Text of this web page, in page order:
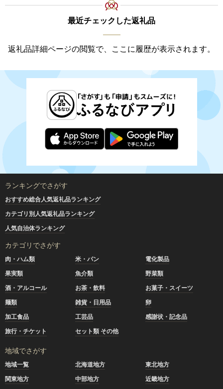
最近チェックした返礼品
返礼品詳細ページの閲覧で、ここに履歴が表示されます。
ランキングでさがす
おすすめ総合人気返礼品ランキング
カテゴリ別人気返礼品ランキング
人気自治体ランキング
カテゴリでさがす
肉・ハム類 米・パン
電化製品
果実類
魚介類
野菜類
酒・アルコール
お茶・飲料
お菓子・スイーツ
麺類
雑貨・日用品
卵
加工食品
工芸品
感謝状・記念品
旅行・チケット
セット類 その他
地域でさがす
地域一覧 北海道地方
東北地方
関東地方
中部地方
近畿地方